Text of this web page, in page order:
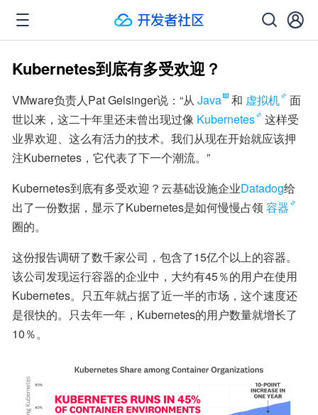
Kubernetes到底有多受欢迎？
VMware负责人Pat Gelsinger说：“从 Java 和 虚拟机
面
世以来，这二十年里还未曾出现过像 Kubernetes
这样受
业界欢迎、这么有活力的技术。我们从现在开始就应该押
注Kubernetes，它代表了下一个潮流。”
Kubernetes到底有多受欢迎？云基础设施企业Datadog给
出了一份数据，显示了Kubernetes是如何慢慢占领 容器
圈的。
这份报告调研了数千家公司，包含了15亿个以上的容器。
该公司发现运行容器的企业中，大约有45％的用户在使用
Kubernetes。只五年就占据了近一半的市场，这个速度还
是很快的。只去年一年，Kubernetes的用户数量就增长了
10％。